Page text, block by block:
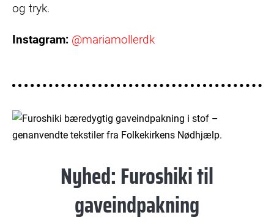
og tryk.
Instagram: @mariamollerdk
Nyhed: Furoshiki til
gaveindpakning